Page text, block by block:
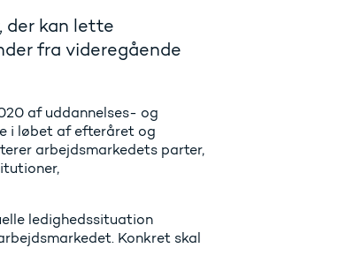
der kan lette
fra videregående
af uddannelses- og
i løbet af efteråret og
arbejdsmarkedets parter,
ledighedssituation
Konkret skal